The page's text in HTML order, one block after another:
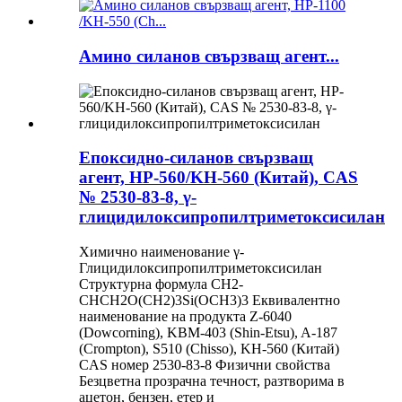
Амино силанов свързващ агент...
Епоксидно-силанов свързващ
агент, HP-560/KH-560 (Китай), CAS
№ 2530-83-8, γ-
глицидилоксипропилтриметоксисилан
Химично наименование γ-
Глицидилоксипропилтриметоксисилан
Структурна формула CH2-
CHCH2O(CH2)3Si(OCH3)3 Еквивалентно
наименование на продукта Z-6040
(Dowcorning), KBM-403 (Shin-Etsu), A-187
(Crompton), S510 (Chisso), KH-560 (Китай)
CAS номер 2530-83-8 Физични свойства
Безцветна прозрачна течност, разтворима в
ацетон, бензен, етер и